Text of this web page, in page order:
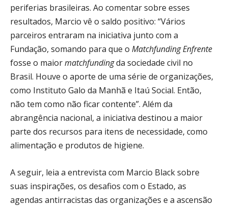
periferias brasileiras. Ao comentar sobre esses
resultados, Marcio vê o saldo positivo: “Vários
parceiros entraram na iniciativa junto com a
Fundação, somando para que o Matchfunding Enfrente
fosse o maiormatchfundingda sociedade civil no
Brasil. Houve o aporte de uma série de organizações,
como Instituto Galo da Manhã e Itaú Social. Então,
não tem como não ficar contente”. Além da
abrangência nacional, a iniciativa destinou a maior
parte dos recursos para itens de necessidade, como
alimentação e produtos de higiene.
A seguir, leia a entrevista com Marcio Black sobre
suas inspirações, os desafios com o Estado, as
agendas antirracistas das organizações e a ascensão